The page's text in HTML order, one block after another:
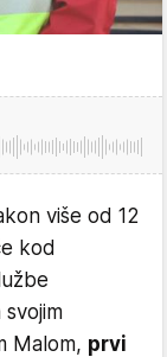
više od 12
kod
svojim
Malom, prvi